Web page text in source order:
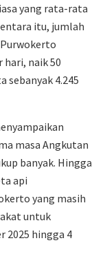
yang rata-rata
itu, jumlah
hari, naik 50
sebanyak 4.245
masa Angkutan
banyak. Hingga
api
yang masih
untuk
2025 hingga 4